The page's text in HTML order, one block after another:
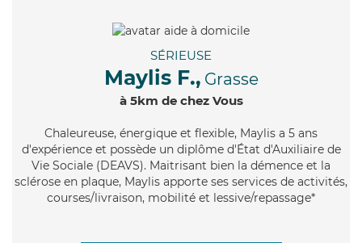
SÉRIEUSE
Maylis F., Grasse
à 5km de chez Vous
Chaleureuse, énergique et flexible, Maylis a 5 ans
d'expérience et possède un diplôme d'État d'Auxiliaire de
Vie Sociale (DEAVS). Maitrisant bien la démence et la
sclérose en plaque, Maylis apporte ses services de activités,
courses/livraison, mobilité et lessive/repassage*